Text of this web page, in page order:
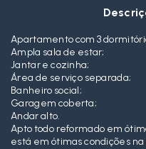
Apartamento com 3
Ampla sala de estar;
Jantar e cozinha;
Área de serviço separada;
Banheiro social;
Garagem coberta;
Andar alto.
Apto todo reformado em
está em ótimas condições